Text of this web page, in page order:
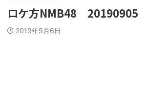
ロケ方NMB48 20190905
2019年9月6日